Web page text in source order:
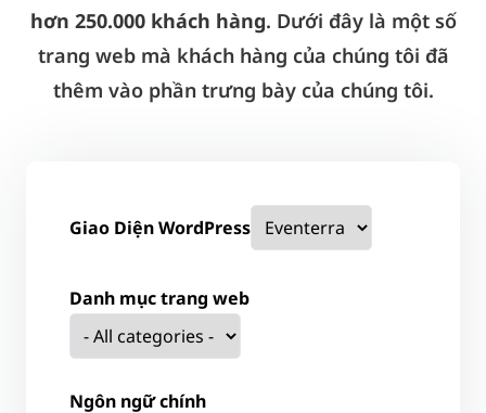
hơn 250.000 khách hàng. Dưới đây là một số
trang web mà khách hàng của chúng tôi đã
thêm vào phần trưng bày của chúng tôi.
Giao Diện WordPress
Danh mục trang web
Ngôn ngữ chính